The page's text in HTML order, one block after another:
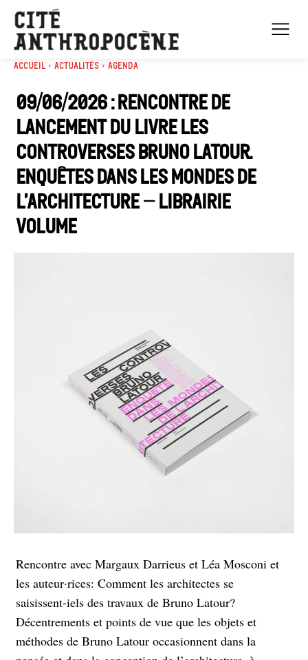
Accueil Actualités Agenda
09/06/2026 : Rencontre de
lancement du livre Les
controverses Bruno Latour.
Enquêtes dans les mondes de
l’architecture – Librairie
Volume
Rencontre avec Margaux Darrieus et Léa Mosconi et
les auteur·rices: Comment les architectes se
saisissent-iels des travaux de Bruno Latour?
Décentrements et points de vue que les objets et
méthodes de Bruno Latour occasionnent dans la